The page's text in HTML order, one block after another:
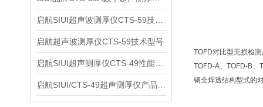
启航超声波测厚仪CTS-59技术型号
TOFD对比型无损检
TOFD-A、TOFD-B、
钢全焊透结构型式的